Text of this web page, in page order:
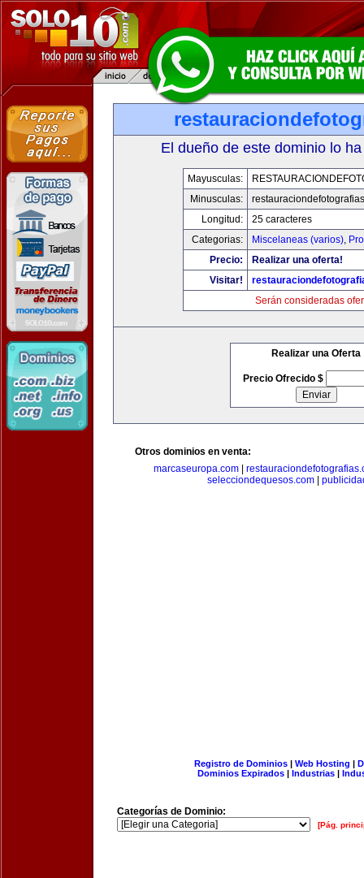
El dueño de este dominio lo
Mayusculas:
Minusculas:
Longitud:
25 caracteres
Categorias:
Miscelaneas (varios),
Precio:
Realizar una oferta!
Visitar!
Serán consideradas
Realizar una Oferta
Precio Ofrecido $
Otros dominios en venta:
marcaseuropa.com|
selecciondequesos.com|
Registro de Dominios| Web Hosting |
Dominios Expirados | Industrias |
Categorías de Dominio:
[Pág.